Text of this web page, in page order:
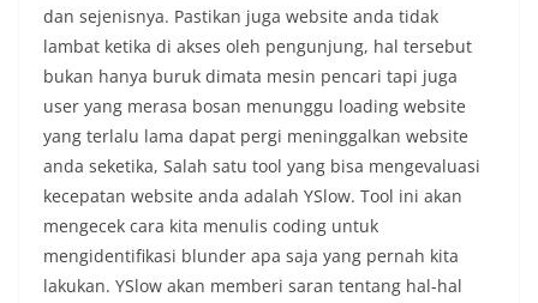
dan sejenisnya. Pastikan juga website anda tidak
lambat ketika di akses oleh pengunjung, hal tersebut
bukan hanya buruk dimata mesin pencari tapi juga
user yang merasa bosan menunggu loading website
yang terlalu lama dapat pergi meninggalkan website
anda seketika, Salah satu tool yang bisa mengevaluasi
kecepatan website anda adalah YSlow. Tool ini akan
mengecek cara kita menulis coding untuk
mengidentifikasi blunder apa saja yang pernah kita
lakukan. YSlow akan memberi saran tentang hal-hal